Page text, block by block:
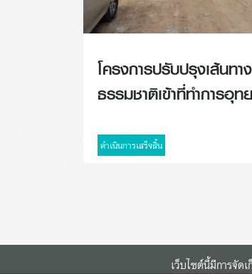
โครงการปรับปรุงเส้นทา
ธรรมชาติเข้าที่ทำการอุท
ดำเนินการเสร็จสิ้น
เว็บไซต์นี้มีการจัด